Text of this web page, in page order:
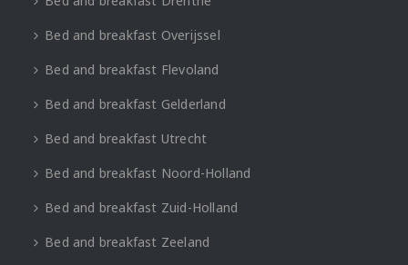
Bed and breakfast Overijssel
Bed and breakfast Flevoland
Bed and breakfast Gelderland
Bed and breakfast Utrecht
Bed and breakfast Noord-Holland
Bed and breakfast Zuid-Holland
Bed and breakfast Zeeland